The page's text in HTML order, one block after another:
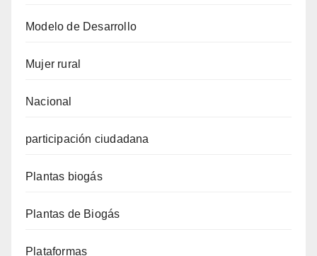
Modelo de Desarrollo
Mujer rural
Nacional
participación ciudadana
Plantas biogás
Plantas de Biogás
Plataformas